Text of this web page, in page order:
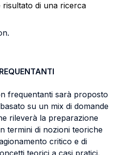
risultato di una ricerca
frequentanti sarà proposto
su un mix di domande
rileverà la preparazione
termini di nozioni teoriche
critico e di
teorici a casi pratici.